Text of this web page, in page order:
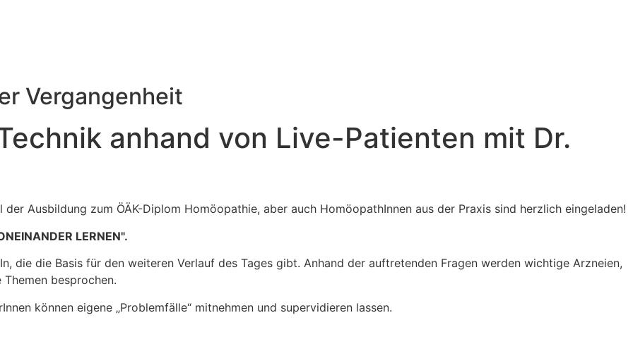
Vergangenheit
anhand von Live-Patienten mit Dr.
Ausbildung zum ÖÄK-Diplom Homöopathie, aber auch HomöopathInnen aus der Praxis sind herzlich eingeladen!
LERNEN".
die die Basis für den weiteren Verlauf des Tages gibt. Anhand der auftretenden Fragen werden wichtige Arzneien,
besprochen.
können eigene „Problemfälle“ mitnehmen und supervidieren lassen.